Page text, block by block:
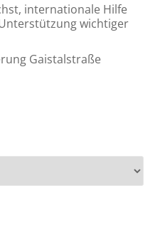
internationale Hilfe
wichtiger
Gaistalstraße